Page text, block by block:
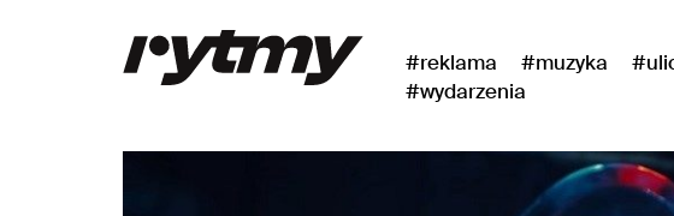
#reklama #muzyka
#wydarzenia